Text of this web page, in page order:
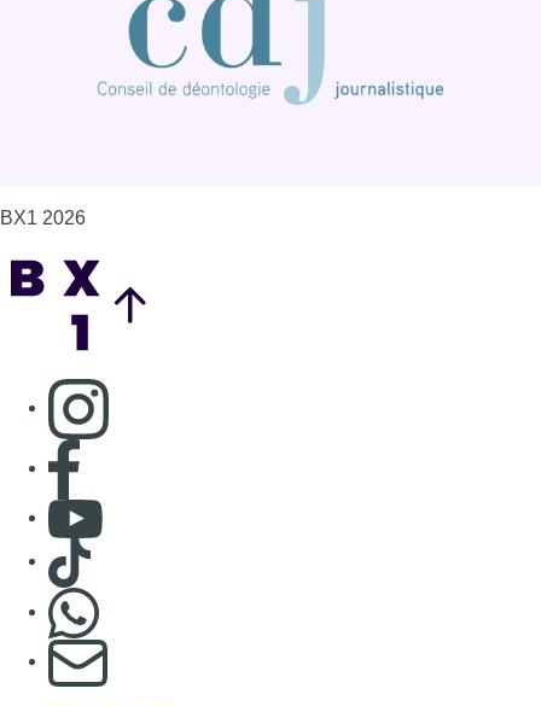
BX1 2026
Consulter page Instagram
Consulter page Facebook
Consulter Youtube
Consulter TikTok
S'abonner à notre newsletter